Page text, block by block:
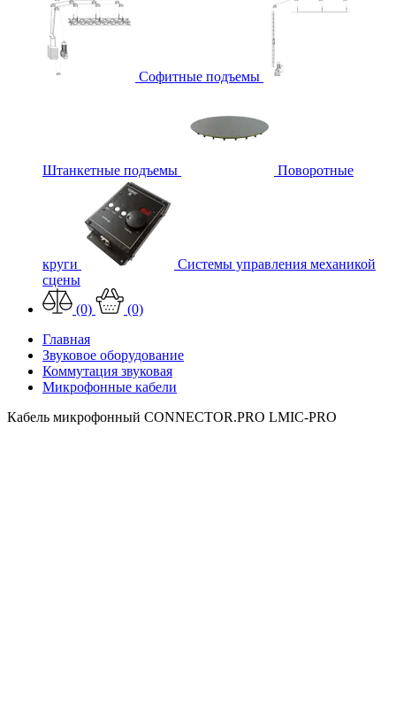
Софитные подъемы
Штанкетные подъемы Поворотные
круги
Системы управления механикой
сцены
(0)
(0)
Главная
Звуковое оборудование
Коммутация звуковая
Микрофонные кабели
Кабель микрофонный CONNECTOR.PRO LMIC-PRO